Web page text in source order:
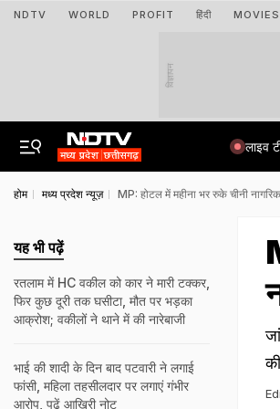
NDTV WORLD PROFIT हिंदी MOVIES
विज्ञापन
लाइव
होम मध्य प्रदेश न्यूज़ MP: होटल में महीना भर रुके चीनी
यह भी पढ़ें
रतलाम में HC वकील को कार ने मारी टक्कर,
फिर कुछ दूरी तक घसीटा, मौत पर भड़का
आक्रोश; वकीलों ने थाने में की नारेबाजी
भाई की शादी के दिन बाद पटवारी ने लगाई
फांसी, महिला तहसीलदार पर लगाएं गंभीर
आरोप, पढ़ें आखिरी नोट